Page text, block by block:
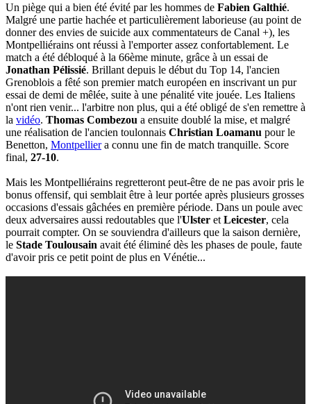
Un piège qui a bien été évité par les hommes de Fabien Galthié.
Malgré une partie hachée et particulièrement laborieuse (au point de
donner des envies de suicide aux commentateurs de Canal +), les
Montpelliérains ont réussi à l'emporter assez confortablement. Le
match a été débloqué à la 66ème minute, grâce à un essai de
Jonathan Pélissié. Brillant depuis le début du Top 14, l'ancien
Grenoblois a fêté son premier match européen en inscrivant un pur
essai de demi de mêlée, suite à une pénalité vite jouée. Les Italiens
n'ont rien venir... l'arbitre non plus, qui a été obligé de s'en remettre à
la vidéo. Thomas Combezou a ensuite doublé la mise, et malgré
une réalisation de l'ancien toulonnais Christian Loamanu pour le
Benetton, Montpelliera connu une fin de match tranquille. Score
final, 27-10.
Mais les Montpelliérains regretteront peut-être de ne pas avoir pris le
bonus offensif, qui semblait être à leur portée après plusieurs grosses
occasions d'essais gâchées en première période. Dans un poule avec
deux adversaires aussi redoutables que l'Ulster et Leicester, cela
pourrait compter. On se souviendra d'ailleurs que la saison dernière,
le Stade Toulousain avait été éliminé dès les phases de poule, faute
d'avoir pris ce petit point de plus en Vénétie...